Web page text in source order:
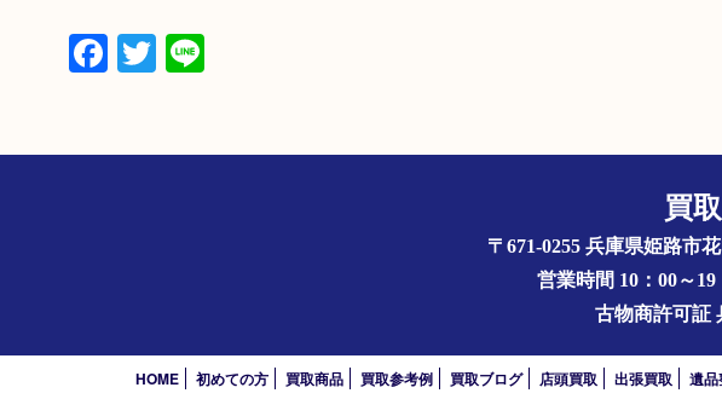
Facebook
Twitter
Line
買
〒671-0255 兵庫県姫路市
営業時間 10：00～
古物商許可証
HOME 初めての方 買取商品 買取参考例 買取ブログ 店頭買取 出張買取 遺